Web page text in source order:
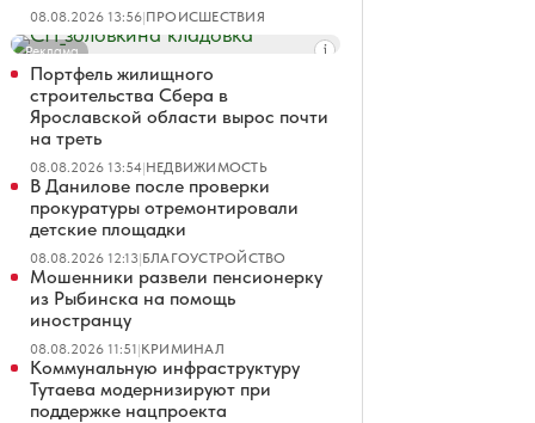
08.08.2026 13:56|ПРОИСШЕСТВИЯ
Реклама
Портфель жилищного
строительства Сбера в
Ярославской области вырос почти
на треть
08.08.2026 13:54|НЕДВИЖИМОСТЬ
В Данилове после проверки
прокуратуры отремонтировали
детские площадки
08.08.2026 12:13|БЛАГОУСТРОЙСТВО
Мошенники развели пенсионерку
из Рыбинска на помощь
иностранцу
08.08.2026 11:51|КРИМИНАЛ
Коммунальную инфраструктуру
Тутаева модернизируют при
поддержке нацпроекта